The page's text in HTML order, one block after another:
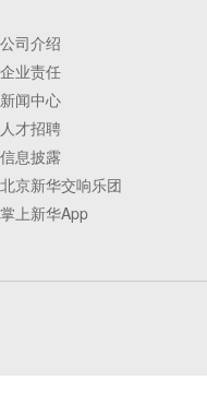
公司介绍
企业责任
新闻中心
人才招聘
信息披露
北京新华交响乐团
掌上新华App